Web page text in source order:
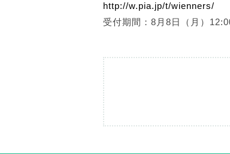
http://w.pia.jp/t/wienners/
受付期間：8月8日（月）